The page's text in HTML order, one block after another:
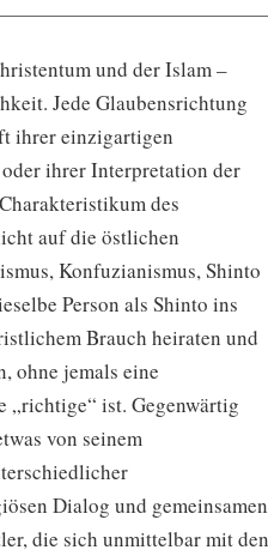
und der Islam –
Jede Glaubensrichtung
ihrer einzigartigen
ihrer Interpretation der
des
auf die östlichen
Konfuzianismus, Shinto
Person als Shinto ins
Brauch heiraten und
ohne jemals eine
„richtige“ ist. Gegenwärtig
von seinem
Dialog und gemeinsamen
die sich unmittelbar mit den